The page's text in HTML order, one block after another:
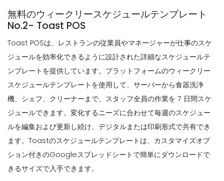
Scheduling
スケジューリングアプリ
Michelle Jaco Oct 12, 2020
Scheduling
完璧な作業スケジュールアプリ
Michelle Jaco Oct 12, 2020
Scheduling
正しいスケジュールメーカーは、多くの場
Scheduling
一般的なレストランの従業員のスケジュー
リングの問題とどのようにあなたがそれら
を
Michelle Jaco Oct 12, 2020
Scheduling
従業員のスケジューリング
Michelle Jaco
無料のウィークリースケジュールテンプレート
No.2- Toast POS
Toast POSは、 レストランの従業員やマネージャーが仕事のスケ
ジュールを効率化できるように設計された詳細なスケジュールテ
ンプレートを提供しています。プラットフォームのウィークリー
スケジュールテンプレートを使用して、サーバーから食器洗浄
機、シェフ、クリーナーまで、スタッフ全員の作業を 7 日間スケ
ジュールできます。変化するニーズに合わせて毎週のスケジュー
ルを編集および更新し続け、デジタルまたは印刷形式で共有でき
ます。Toastのスケジュールテンプレートは、カスタマイズオプ
ション付きのGoogleスプレッドシートで簡単にダウンロードで
きるサイズで入手できます。